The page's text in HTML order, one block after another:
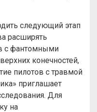
следующий этап
расширять
с фантомными
конечностей,
пилотов с травмой
приглашает
Для
на